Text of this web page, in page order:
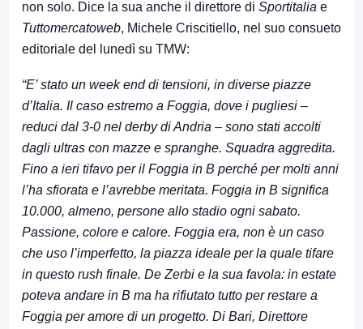
non solo. Dice la sua anche il direttore di Sportitalia e
Tuttomercatoweb, Michele Criscitiello, nel suo consueto
editoriale del lunedì su TMW:
“E’ stato un week end di tensioni, in diverse piazze
d’Italia. Il caso estremo a Foggia, dove i pugliesi –
reduci dal 3-0 nel derby di Andria – sono stati accolti
dagli ultras con mazze e spranghe. Squadra aggredita.
Fino a ieri tifavo per il Foggia in B perché per molti anni
l’ha sfiorata e l’avrebbe meritata. Foggia in B significa
10.000, almeno, persone allo stadio ogni sabato.
Passione, colore e calore. Foggia era, non è un caso
che uso l’imperfetto, la piazza ideale per la quale tifare
in questo rush finale. De Zerbi e la sua favola: in estate
poteva andare in B ma ha rifiutato tutto per restare a
Foggia per amore di un progetto. Di Bari, Direttore